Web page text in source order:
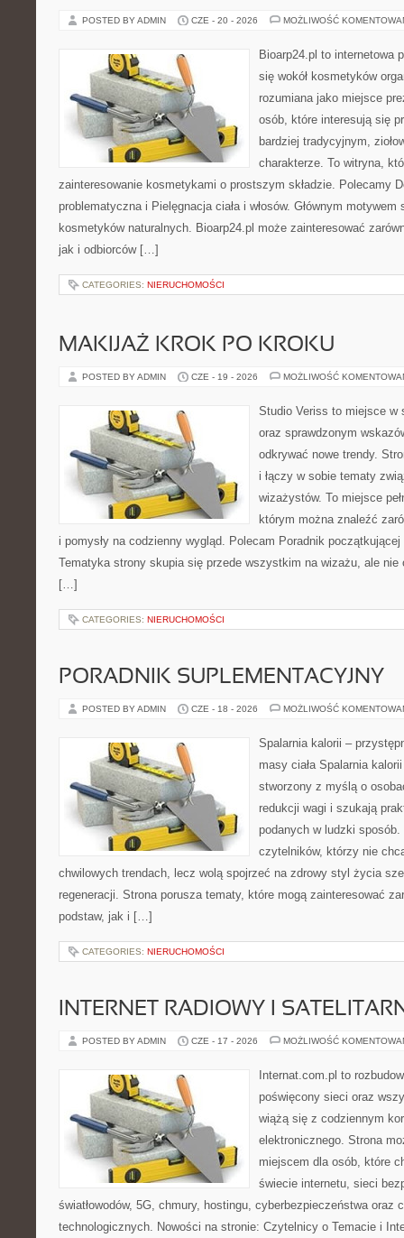
POSTED BY ADMIN CZE - 20 - 2026 MOŻLIWOŚĆ
Bioarp24.pl to internetowa
się wokół kosmetyków
rozumiana jako miejsce
osób, które interesują się
bardziej tradycyjnym,
charakterze. To witryna,
zainteresowanie kosmetykami o prostszym składzie. Polecamy
problematyczna i Pielęgnacja ciała i włosów. Głównym
kosmetyków naturalnych. Bioarp24.pl może zainteresować
jak i odbiorców […]
CATEGORIES: NIERUCHOMOŚCI
MAKIJAŻ KROK PO KROKU
POSTED BY ADMIN CZE - 19 - 2026 MOŻLIWOŚĆ
Studio Veriss to miejsce w
oraz sprawdzonym
odkrywać nowe trendy.
i łączy w sobie tematy
wizażystów. To miejsce
którym można znaleźć
i pomysły na codzienny wygląd. Polecam Poradnik
Tematyka strony skupia się przede wszystkim na wizażu, ale nie
[…]
CATEGORIES: NIERUCHOMOŚCI
PORADNIK SUPLEMENTACYJNY
POSTED BY ADMIN CZE - 18 - 2026 MOŻLIWOŚĆ
Spalarnia kalorii –
masy ciała Spalarnia
stworzony z myślą o
redukcji wagi i szukają
podanych w ludzki sposób.
czytelników, którzy nie
chwilowych trendach, lecz wolą spojrzeć na zdrowy styl życia
regeneracji. Strona porusza tematy, które mogą zainteresować
podstaw, jak i […]
CATEGORIES: NIERUCHOMOŚCI
INTERNET RADIOWY I
POSTED BY ADMIN CZE - 17 - 2026 MOŻLIWOŚĆ
Internat.com.pl to
poświęcony sieci oraz
wiążą się z codziennym
elektronicznego. Strona
miejscem dla osób, które
świecie internetu, sieci
światłowodów, 5G, chmury, hostingu, cyberbezpieczeństwa oraz
technologicznych. Nowości na stronie: Czytelnicy o Temacie i